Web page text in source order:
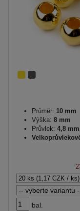
Průměr: 10 mm
Výška: 8 mm
Průvlek: 4,8 mm
bal.